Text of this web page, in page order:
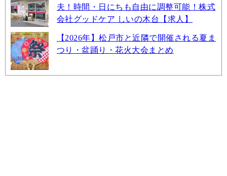
夫！時間・日にちも自由に調整可能！株式
会社グッドケア しいの木台【求人】
【2026年】松戸市と近隣で開催される夏ま
つり・盆踊り・花火大会まとめ